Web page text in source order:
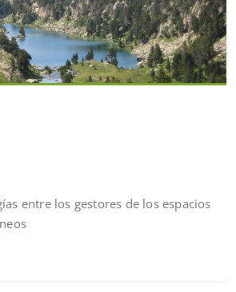
entre los gestores de los espacios